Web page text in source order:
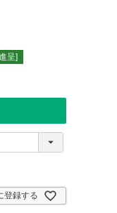
呈]
登録する